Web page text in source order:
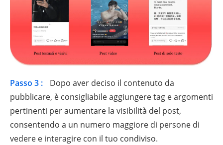
Passo 3 :
Dopo aver deciso il contenuto da
pubblicare, è consigliabile aggiungere tag e argomenti
pertinenti per aumentare la visibilità del post,
consentendo a un numero maggiore di persone di
vedere e interagire con il tuo condiviso.